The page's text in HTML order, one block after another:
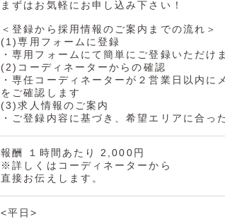
まずはお気軽にお申し込み下さい！
＜登録から採用情報のご案内までの流れ＞
(1)専用フォームに登録
・専用フォームにて簡単にご登録いただけ
(2)コーディネーターからの確認
・専任コーディネーターが２営業日以内に
をご確認します
(3)求人情報のご案内
・ご登録内容に基づき、希望エリアに合っ
報酬 １時間あたり 2,000円
※詳しくはコーディネーターから
直接お伝えします。
<平日>